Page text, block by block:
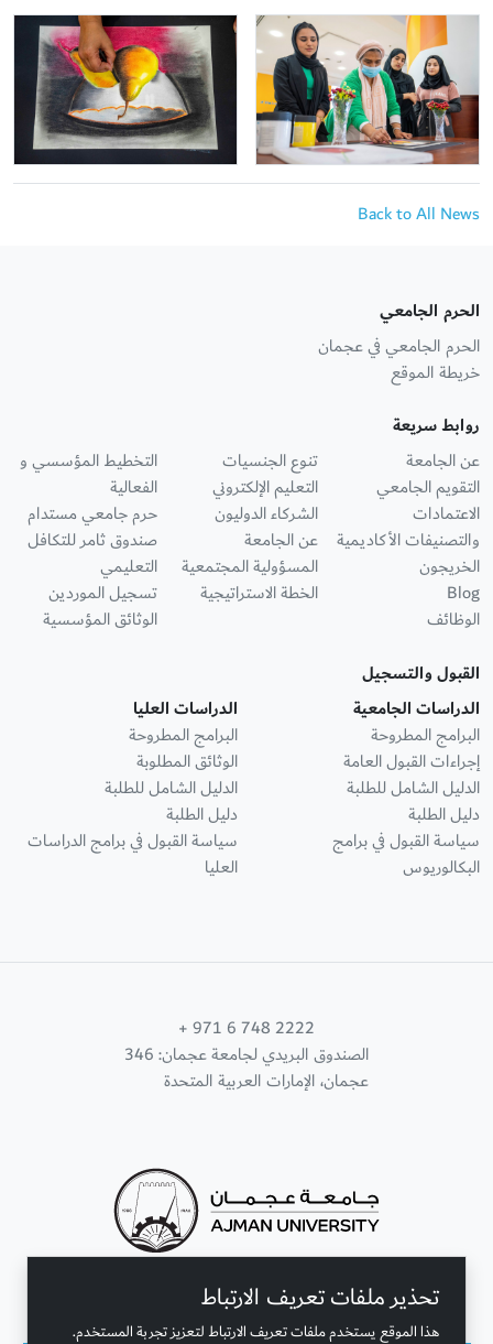
Back to All News
تحذير ملفات تعريف الارتباط
هذا الموقع يستخدم ملفات تعريف الارتباط لتعزيز تجربة المستخدم.
الحرم الجامعي
الحرم الجامعي في عجمان
خريطة الموقع
روابط سريعة
عن الجامعة
التقويم الجامعي
الاعتمادات
والتصنيفات الأكاديمية
الخريجون
Blog
الوظائف
تنوع الجنسيات
التعليم الإلكتروني
الشركاء الدوليون
عن الجامعة
المسؤولية المجتمعية
الخطة الاستراتيجية
التخطيط المؤسسي و
الفعالية
حرم جامعي مستدام
صندوق ثامر للتكافل
التعليمي
تسجيل الموردين
الوثائق المؤسسية
القبول والتسجيل
الدراسات الجامعية
البرامج المطروحة
إجراءات القبول العامة
الدليل الشامل للطلبة
دليل الطلبة
سياسة القبول في برامج
البكالوريوس
الدراسات العليا
البرامج المطروحة
الوثائق المطلوبة
الدليل الشامل للطلبة
دليل الطلبة
سياسة القبول في برامج الدراسات
العليا
+ 971 6 748 2222
الصندوق البريدي لجامعة عجمان: 346
عجمان، الإمارات العربية المتحدة
تواصل معنا